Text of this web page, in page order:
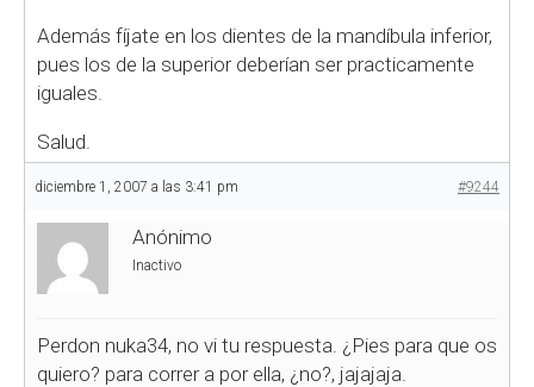
Además fíjate en los dientes de la mandíbula inferior,
pues los de la superior deberían ser practicamente
iguales.
Salud.
diciembre 1, 2007 a las 3:41 pm #9244
Anónimo
Inactivo
Perdon nuka34, no vi tu respuesta. ¿Pies para que os
quiero? para correr a por ella, ¿no?, jajajaja.